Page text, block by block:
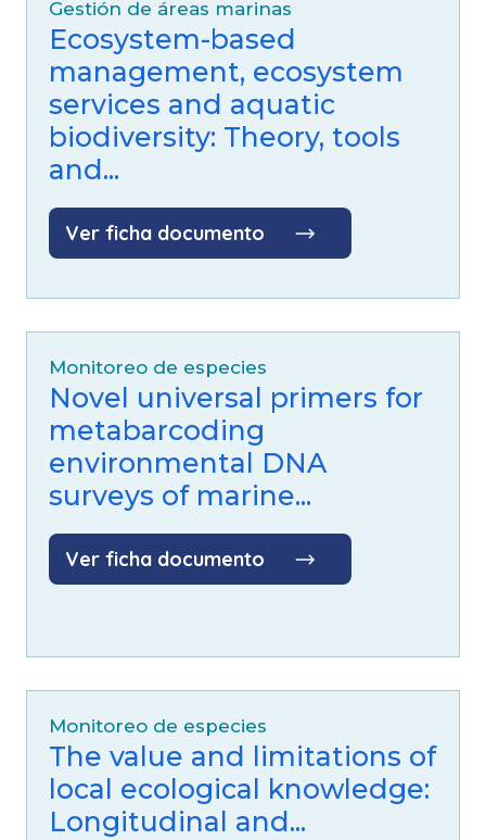
Gestión de áreas marinas
Ecosystem-based
management, ecosystem
services and aquatic
biodiversity: Theory, tools
and...
Ver ficha documento
Monitoreo de especies
Novel universal primers for
metabarcoding
environmental DNA
surveys of marine...
Ver ficha documento
Monitoreo de especies
The value and limitations of
local ecological knowledge:
Longitudinal and...